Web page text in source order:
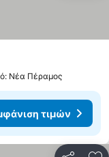
Νέα Πέραμος
τιμών